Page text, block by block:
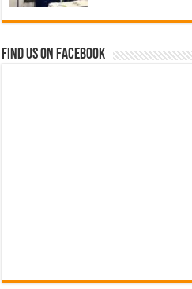
Find us on Facebook